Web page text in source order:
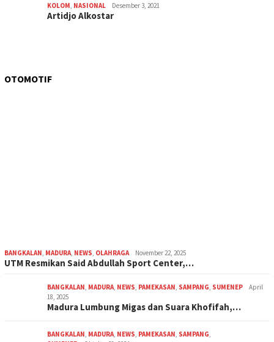
KOLOM NASIONAL Desember 3, 2021
Artidjo Alkostar
OTOMOTIF
BANGKALAN MADURA NEWS OLAHRAGA November 22, 2025
UTM Resmikan Said Abdullah Sport Center,…
BANGKALAN MADURA NEWS PAMEKASAN SAMPANG SUMENEP
April
18, 2025
Madura Lumbung Migas dan Suara Khofifah,…
BANGKALAN MADURA NEWS PAMEKASAN SAMPANG